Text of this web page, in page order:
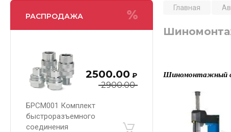
РАСПРОДАЖА
2900.00
2500.00 ₽
БРСМ001 Комплект
быстроразъемного
соединения
Главная
Шиномонтажный